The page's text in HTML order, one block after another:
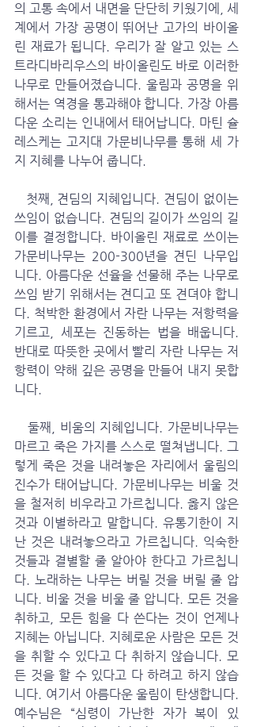
의 고통 속에서 내면을 단단히 키웠기에, 세
계에서 가장 공명이 뛰어난 고가의 바이올
린 재료가 됩니다. 우리가 잘 알고 있는 스
트라디바리우스의 바이올린도 바로 이러한
나무로 만들어졌습니다. 울림과 공명을 위
해서는 역경을 통과해야 합니다. 가장 아름
다운 소리는 인내에서 태어납니다. 마틴 슐
레스케는 고지대 가문비나무를 통해 세 가
지 지혜를 나누어 줍니다.
쓰임이 없습니다. 견딤의 길이가 쓰임의 길
이를 결정합니다. 바이올린 재료로 쓰이는
가문비나무는 200-300년을 견딘 나무입
니다. 아름다운 선율을 선물해 주는 나무로
쓰임 받기 위해서는 견디고 또 견뎌야 합니
다. 척박한 환경에서 자란 나무는 저항력을
기르고, 세포는 진동하는 법을 배웁니다.
반대로 따뜻한 곳에서 빨리 자란 나무는 저
항력이 약해 깊은 공명을 만들어 내지 못합
니다.
마르고 죽은 가지를 스스로 떨쳐냅니다. 그
렇게 죽은 것을 내려놓은 자리에서 울림의
진수가 태어납니다. 가문비나무는 비울 것
을 철저히 비우라고 가르칩니다. 옳지 않은
것과 이별하라고 말합니다. 유통기한이 지
난 것은 내려놓으라고 가르칩니다. 익숙한
것들과 결별할 줄 알아야 한다고 가르칩니
다. 노래하는 나무는 버릴 것을 버릴 줄 압
니다. 비울 것을 비울 줄 압니다. 모든 것을
취하고, 모든 힘을 다 쓴다는 것이 언제나
지혜는 아닙니다. 지혜로운 사람은 모든 것
을 취할 수 있다고 다 취하지 않습니다. 모
든 것을 할 수 있다고 다 하려고 하지 않습
니다. 여기서 아름다운 울림이 탄생합니다.
예수님은 “심령이 가난한 자가 복이 있